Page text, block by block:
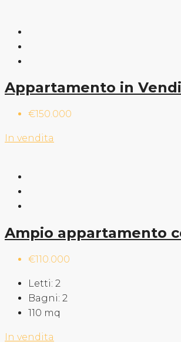
Appartamento in
€150.000
In vendita
Ampio appartamento
€110.000
Letti: 2
Bagni: 2
110 mq
In vendita